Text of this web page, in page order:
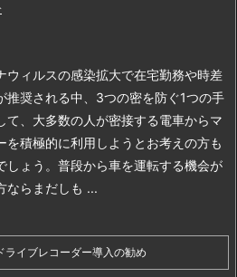
ウィルスの感染拡大で在宅勤務や時差
推奨される中、3つの密を防ぐ1つの手
て、大多数の人が密接する電車からマ
を積極的に利用しようとお考えの方も
しょう。 普段から車を運転する機会が
ならまだしも ...
ライブレコーダー導入の勧め